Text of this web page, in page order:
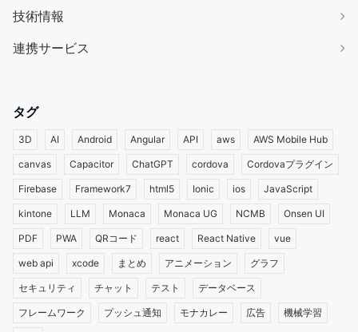
技術情報
連携サービス
タグ
3D AI Android Angular API aws AWS Mobile Hub
canvas Capacitor ChatGPT cordova Cordovaプラグイン
Firebase Framework7 html5 Ionic ios JavaScript
kintone LLM Monaca Monaca UG NCMB Onsen UI
PDF PWA QRコード react React Native vue
web api xcode まとめ アニメーション グラフ
セキュリティ チャット テスト データベース
フレームワーク プッシュ通知 モナカレー 広告 機械学習